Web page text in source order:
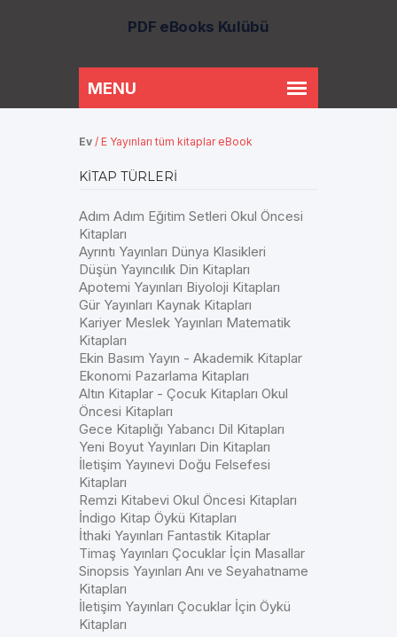
PDF eBooks Kulübü
Ev / E Yayınları tüm kitaplar eBook
KITAP TÜRLERI
Adım Adım Eğitim Setleri Okul Öncesi
Kitapları
Ayrıntı Yayınları Dünya Klasikleri
Düşün Yayıncılık Din Kitapları
Apotemi Yayınları Biyoloji Kitapları
Gür Yayınları Kaynak Kitapları
Kariyer Meslek Yayınları Matematik
Kitapları
Ekin Basım Yayın - Akademik Kitaplar
Ekonomi Pazarlama Kitapları
Altın Kitaplar - Çocuk Kitapları Okul
Öncesi Kitapları
Gece Kitaplığı Yabancı Dil Kitapları
Yeni Boyut Yayınları Din Kitapları
İletişim Yayınevi Doğu Felsefesi
Kitapları
Remzi Kitabevi Okul Öncesi Kitapları
İndigo Kitap Öykü Kitapları
İthaki Yayınları Fantastik Kitaplar
Timaş Yayınları Çocuklar İçin Masallar
Sinopsis Yayınları Anı ve Seyahatname
Kitapları
İletişim Yayınları Çocuklar İçin Öykü
Kitapları